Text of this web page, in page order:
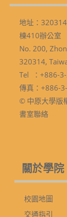
地址：
棟410辦公室
No. 200,
320314,
Tel ：+886-
傳真：+886-
© 中原大學版
書室聯絡
關於學院
校園地圖
交通指引